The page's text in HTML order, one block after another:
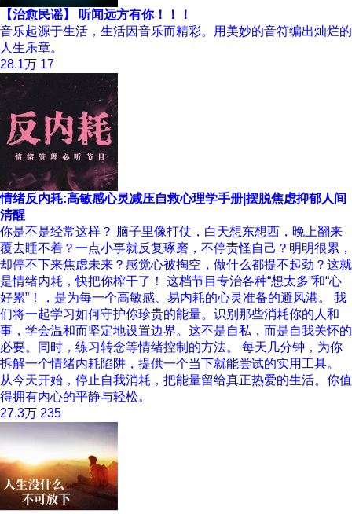
【治愈民谣】 听闻远方有你！！！
音乐起源于生活，生活因音乐而精彩。用美妙的音符编出灿烂的
人生乐章。
28.1万 17
情绪反内耗:高敏感心灵减压自救心理学手册|摆脱焦虑抑郁人间
清醒
你是不是经常这样？ 脑子里像打仗，白天想东想西，晚上翻来
覆去睡不着？一点小事就反复琢磨，不停责怪自己？明明很累，
却停不下来焦虑未来？感觉心被掏空，做什么都提不起劲？这就
是情绪内耗，快把你榨干了！ 这档节目专治各种“想太多”和“心
好累”！，是为每一个高敏感、易内耗的心灵准备的避风港。 我
们将一起学习如何守护你珍贵的能量。识别那些消耗你的人和
事，学会温和而坚定地设置边界。这不是自私，而是自我关怀的
必要。同时，练习转念等情绪控制的方法。 每天几分钟，为你
拆解一个情绪内耗陷阱，提供一个当下就能尝试的实用工具。
从今天开始，停止自我消耗，把能量留给真正热爱的生活。你值
得拥有内心的平静与轻松。
27.3万 235